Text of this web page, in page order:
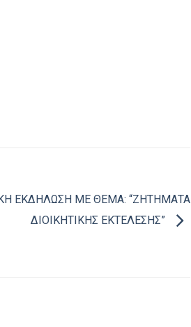
ΕΚΔΗΛΩΣΗ ΜΕ ΘΕΜΑ: “ΖΗΤΗΜΑΤΑ
ΔΙΟΙΚΗΤΙΚΗΣ ΕΚΤΕΛΕΣΗΣ”